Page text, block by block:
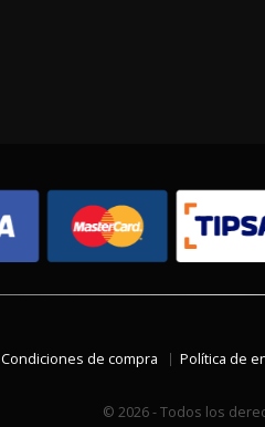
Condiciones de compra Política de
© 2026 - Todos los